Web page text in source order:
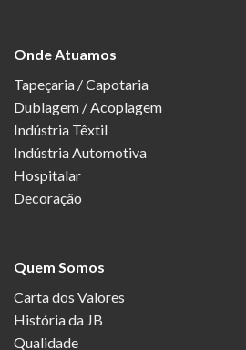
Onde Atuamos
Tapeçaria / Capotaria
Dublagem / Acoplagem
Indústria Têxtil
Indústria Automotiva
Hospitalar
Decoração
Quem Somos
Carta dos Valores
História da JB
Qualidade